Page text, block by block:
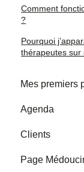
Comment
?
Pourquoi
thérapeutes sur
Mes premiers
Agenda
Mes
Mes
Clients
Page